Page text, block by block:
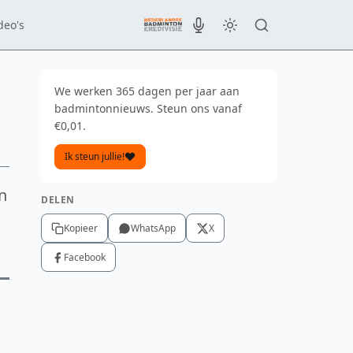
We werken 365 dagen per jaar aan
badmintonnieuws. Steun ons vanaf
€0,01.
Ik steun jullie!
DELEN
Kopieer WhatsApp X
Facebook